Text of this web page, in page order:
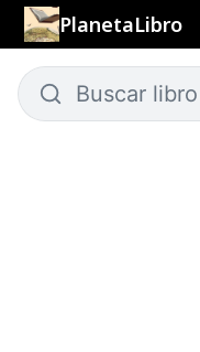
PlanetaLibro